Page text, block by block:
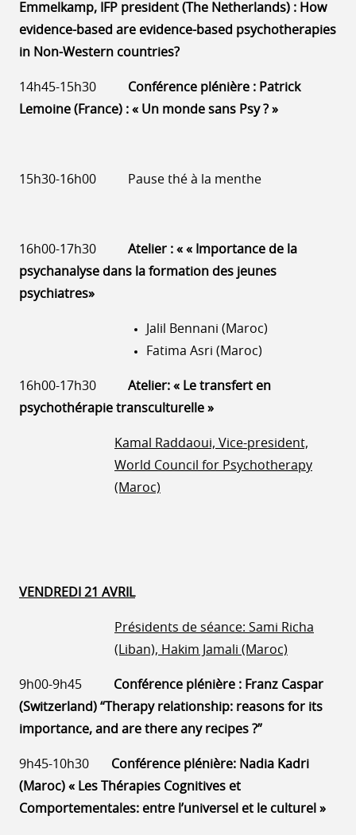
Emmelkamp, IFP president (The Netherlands) : How
evidence-based are evidence-based psychotherapies
in Non-Western countries?
14h45-15h30 Conférence plénière : Patrick
Lemoine (France) : « Un monde sans Psy ? »
15h30-16h00 Pause thé à la menthe
16h00-17h30 Atelier : « « Importance de la
psychanalyse dans la formation des jeunes
psychiatres»
Jalil Bennani (Maroc)
Fatima Asri (Maroc)
16h00-17h30 Atelier: « Le transfert en
psychothérapie transculturelle »
Kamal Raddaoui, Vice-president,
World Council for Psychotherapy
(Maroc)
VENDREDI 21 AVRIL
Présidents de séance: Sami Richa
(Liban), Hakim Jamali (Maroc)
9h00-9h45 Conférence plénière : Franz Caspar
(Switzerland) “Therapy relationship: reasons for its
importance, and are there any recipes ?”
9h45-10h30
Conférence plénière: Nadia Kadri
(Maroc) « Les Thérapies Cognitives et
Comportementales: entre l’universel et le culturel »